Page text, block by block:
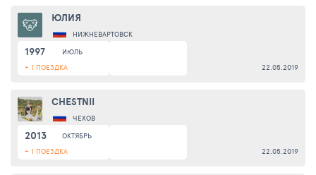
ЮЛИЯ
НИЖНЕВАРТОВСК
1997
ИЮЛЬ
+ 1 ПОЕЗДКА
22.05.2019
CHESTNII
ЧЕХОВ
2013
ОКТЯБРЬ
+ 1 ПОЕЗДКА
22.05.2019